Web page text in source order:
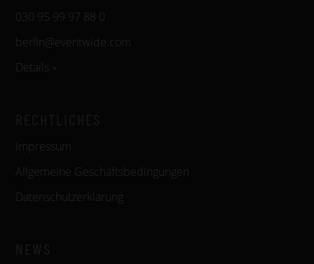
030 95 99 97 88 0
berlin@eventwide.com
Details »
Impressum
Allgemeine Geschäftsbedingungen
Datenschutzerklärung